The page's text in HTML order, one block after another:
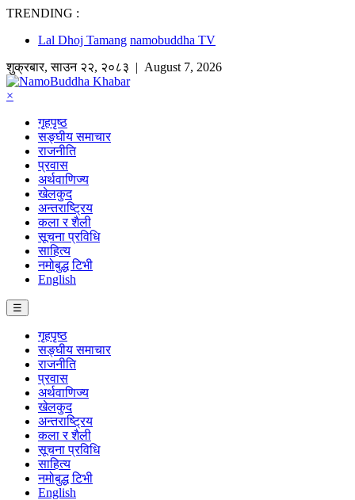
TRENDING :
Lal Dhoj Tamang namobuddha TV
शुक्रबार,साउन २२, २०८३ | August 7, 2026
×
गृहपृष्ठ
सङ्घीय समाचार
राजनीति
प्रवास
अर्थवाणिज्य
खेलकुद
अन्तराष्ट्रिय
कला र शैली
सूचना प्रविधि
साहित्य
नमोबुद्ध टिभी
English
☰
गृहपृष्ठ
सङ्घीय समाचार
राजनीति
प्रवास
अर्थवाणिज्य
खेलकुद
अन्तराष्ट्रिय
कला र शैली
सूचना प्रविधि
साहित्य
नमोबुद्ध टिभी
English